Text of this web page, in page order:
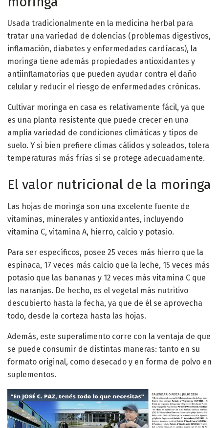
Usada tradicionalmente en la medicina herbal para
tratar una variedad de dolencias (problemas digestivos,
inflamación, diabetes y enfermedades cardíacas), la
moringa tiene además propiedades antioxidantes y
antiinflamatorias que pueden ayudar contra el daño
celular y reducir el riesgo de enfermedades crónicas.
Cultivar moringa en casa es relativamente fácil, ya que
es una planta resistente que puede crecer en una
amplia variedad de condiciones climáticas y tipos de
suelo. Y si bien prefiere climas cálidos y soleados, tolera
temperaturas más frías si se protege adecuadamente.
El valor nutricional de la moringa
Las hojas de moringa son una excelente fuente de
vitaminas, minerales y antioxidantes, incluyendo
vitamina C, vitamina A, hierro, calcio y potasio.
Para ser específicos, posee 25 veces más hierro que la
espinaca, 17 veces más calcio que la leche, 15 veces más
potasio que las bananas y 12 veces más vitamina C que
las naranjas. De hecho, es el vegetal más nutritivo
descubierto hasta la fecha, ya que de él se aprovecha
todo, desde la corteza hasta las hojas.
Además, este superalimento corre con la ventaja de que
se puede consumir de distintas maneras: tanto en su
formato original, como desecado y en forma de polvo en
suplementos.